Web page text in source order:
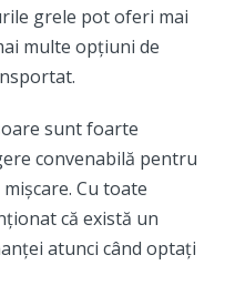
grele pot oferi mai
multe opțiuni de
sunt foarte
convenabilă pentru
Cu toate
că există un
atunci când optați